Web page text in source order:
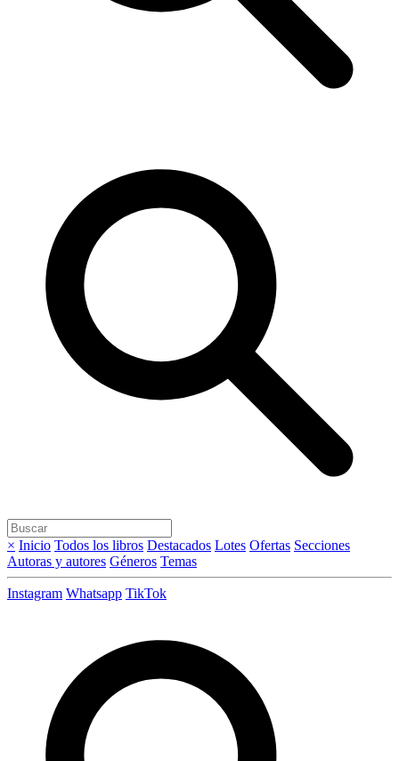
× Inicio Todos los libros Destacados Lotes Ofertas Secciones
Autoras y autores Géneros Temas
Instagram Whatsapp TikTok